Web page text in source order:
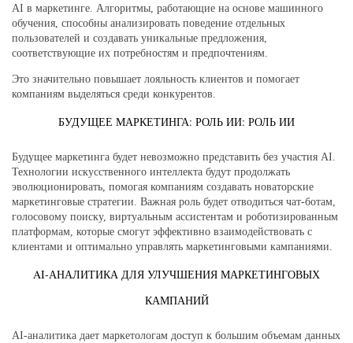
AI в маркетинге. Алгоритмы, работающие на основе машинного
обучения, способны анализировать поведение отдельных
пользователей и создавать уникальные предложения,
соответствующие их потребностям и предпочтениям.
Это значительно повышает лояльность клиентов и помогает
компаниям выделяться среди конкурентов.
БУДУЩЕЕ МАРКЕТИНГА: РОЛЬ ИИ: РОЛЬ ИИ
Будущее маркетинга будет невозможно представить без участия AI.
Технологии искусственного интеллекта будут продолжать
эволюционировать, помогая компаниям создавать новаторские
маркетинговые стратегии. Важная роль будет отводиться чат-ботам,
голосовому поиску, виртуальным ассистентам и роботизированным
платформам, которые смогут эффективно взаимодействовать с
клиентами и оптимально управлять маркетинговыми кампаниями.
AI-АНАЛИТИКА ДЛЯ УЛУЧШЕНИЯ МАРКЕТИНГОВЫХ
КАМПАНИЙ
AI-аналитика дает маркетологам доступ к большим объемам данных